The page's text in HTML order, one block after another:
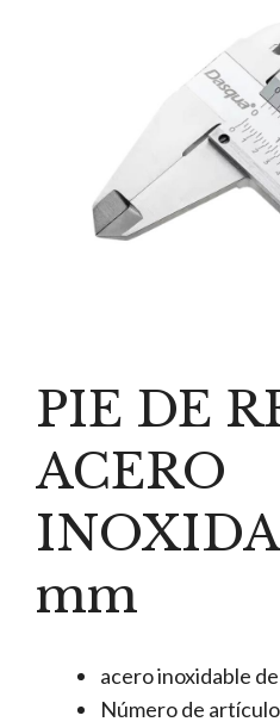
PIE DE
ACERO
mm
acero inoxidable
Número de